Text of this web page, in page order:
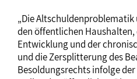
„Die
den öffentlichen
Entwicklung und der
und die Zersplitterung des
Besoldungsrechts infolge